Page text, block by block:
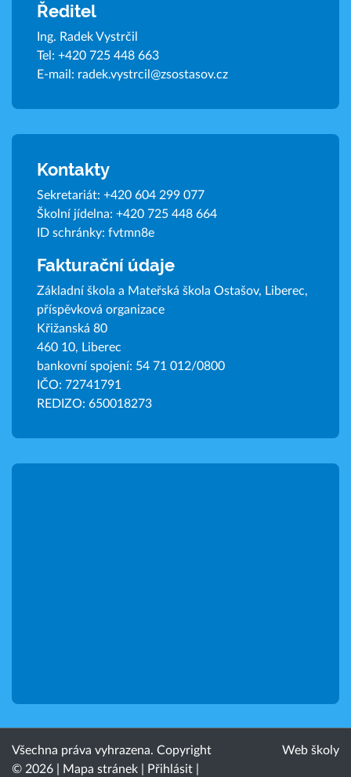
Ředitel
Ing. Radek Vystrčil
Tel: +420 725 448 663
E-mail: radek.vystrcil@zsostasov.cz
Kontakty
Sekretariát: +420 604 299 077
Školní jídelna: +420 725 448 664
ID schránky: fvtmn8e
Fakturační údaje
Základní škola a Mateřská škola Ostašov, Liberec,
příspěvková organizace
Křižanská 80
460 10, Liberec
bankovní spojení: 54 71 012/0800
IČO: 72741791
REDIZO: 650018273
Všechna práva vyhrazena. Copyright
© 2026 |
Mapa stránek Přihlásit
Web školy